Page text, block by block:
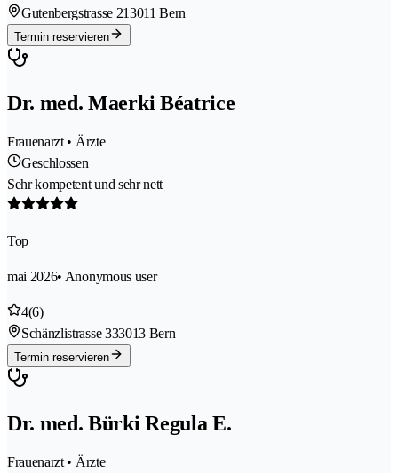
Gutenbergstrasse 213011 Bern
Termin reservieren
Dr. med. Maerki Béatrice
Frauenarzt • Ärzte
Geschlossen
Sehr kompetent und sehr nett
Top
mai 2026• Anonymous user
4(6)
Schänzlistrasse 333013 Bern
Termin reservieren
Dr. med. Bürki Regula E.
Frauenarzt • Ärzte